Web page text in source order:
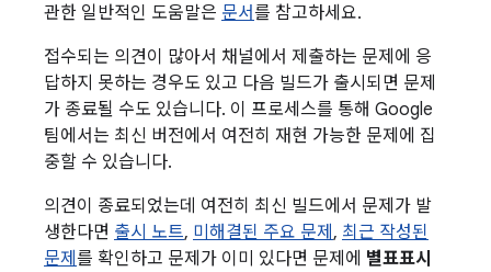
관한 일반적인 도움말은 문서를 참고하세요.
접수되는 의견이 많아서 채널에서 제출하는 문제에 응
답하지 못하는 경우도 있고 다음 빌드가 출시되면 문제
가 종료될 수도 있습니다. 이 프로세스를 통해 Google
팀에서는 최신 버전에서 여전히 재현 가능한 문제에 집
중할 수 있습니다.
의견이 종료되었는데 여전히 최신 빌드에서 문제가 발
생한다면 출시 노트, 미해결된 주요 문제 , 최근 작성된
문제 를 확인하고 문제가 이미 있다면 문제에 별표표시